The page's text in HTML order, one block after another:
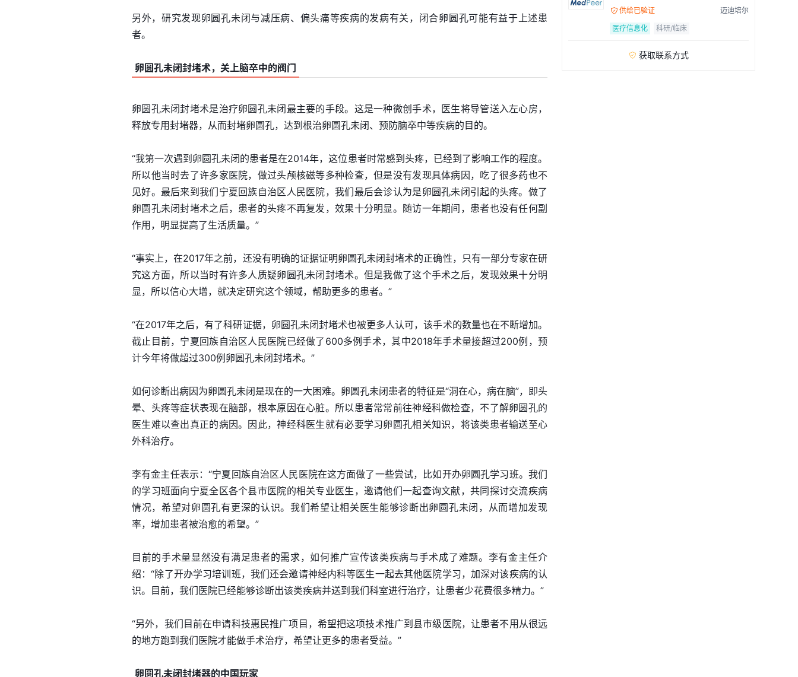
另外，研究发现卵圆孔未闭与减压病、偏头痛等疾病的发病有关，闭合卵圆孔可能有益于上述患
者。
卵圆孔未闭封堵术，关上脑卒中的阀门
卵圆孔未闭封堵术是治疗卵圆孔未闭最主要的手段。这是一种微创手术，医生将导管送入左心房，
释放专用封堵器，从而封堵卵圆孔，达到根治卵圆孔未闭、预防脑卒中等疾病的目的。
“我第一次遇到卵圆孔未闭的患者是在2014年，这位患者时常感到头疼，已经到了影响工作的程度。
所以他当时去了许多家医院，做过头颅核磁等多种检查，但是没有发现具体病因，吃了很多药也不
见好。最后来到我们宁夏回族自治区人民医院，我们最后会诊认为是卵圆孔未闭引起的头疼。做了
卵圆孔未闭封堵术之后，患者的头疼不再复发，效果十分明显。随访一年期间，患者也没有任何副
作用，明显提高了生活质量。”
“事实上，在2017年之前，还没有明确的证据证明卵圆孔未闭封堵术的正确性，只有一部分专家在研
究这方面，所以当时有许多人质疑卵圆孔未闭封堵术。但是我做了这个手术之后，发现效果十分明
显，所以信心大增，就决定研究这个领域，帮助更多的患者。”
“在2017年之后，有了科研证据，卵圆孔未闭封堵术也被更多人认可，该手术的数量也在不断增加。
截止目前，宁夏回族自治区人民医院已经做了600多例手术，其中2018年手术量接超过200例，预
计今年将做超过300例卵圆孔未闭封堵术。”
如何诊断出病因为卵圆孔未闭是现在的一大困难。卵圆孔未闭患者的特征是“洞在心，病在脑”，即头
晕、头疼等症状表现在脑部，根本原因在心脏。所以患者常常前往神经科做检查，不了解卵圆孔的
医生难以查出真正的病因。因此，神经科医生就有必要学习卵圆孔相关知识，将该类患者输送至心
外科治疗。
李有金主任表示：“宁夏回族自治区人民医院在这方面做了一些尝试，比如开办卵圆孔学习班。我们
的学习班面向宁夏全区各个县市医院的相关专业医生，邀请他们一起查询文献，共同探讨交流疾病
情况，希望对卵圆孔有更深的认识。我们希望让相关医生能够诊断出卵圆孔未闭，从而增加发现
率，增加患者被治愈的希望。”
目前的手术量显然没有满足患者的需求，如何推广宣传该类疾病与手术成了难题。李有金主任介
绍：“除了开办学习培训班，我们还会邀请神经内科等医生一起去其他医院学习，加深对该疾病的认
识。目前，我们医院已经能够诊断出该类疾病并送到我们科室进行治疗，让患者少花费很多精力。”
“另外，我们目前在申请科技惠民推广项目，希望把这项技术推广到县市级医院，让患者不用从很远
的地方跑到我们医院才能做手术治疗，希望让更多的患者受益。”
卵圆孔未闭封堵器的中国玩家
 供给已验证
迈迪培尔
医疗信息化
科研/临床
 获取联系方式